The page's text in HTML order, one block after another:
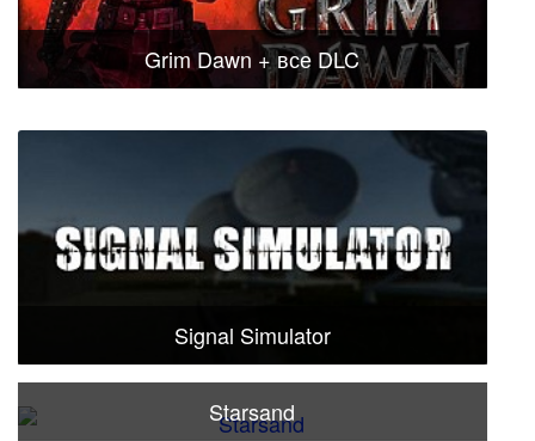
Grim Dawn + все DLC
Signal Simulator
Starsand